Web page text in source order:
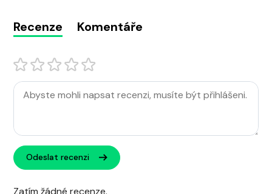
Recenze Komentáře
Odeslat recenzi
Zatím žádné recenze.